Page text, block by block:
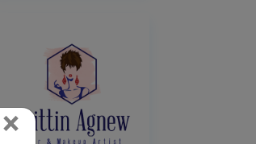
× Close